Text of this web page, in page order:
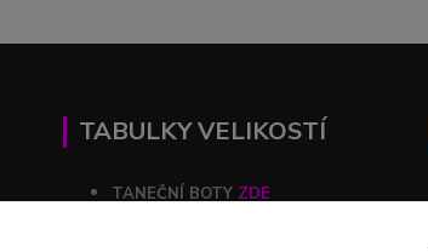
TABULKY VELIKOSTÍ
TANEČNÍ BOTY ZDE